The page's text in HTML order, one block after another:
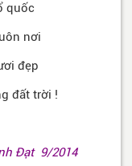
quốc
nơi
đẹp
đất trời !
2014